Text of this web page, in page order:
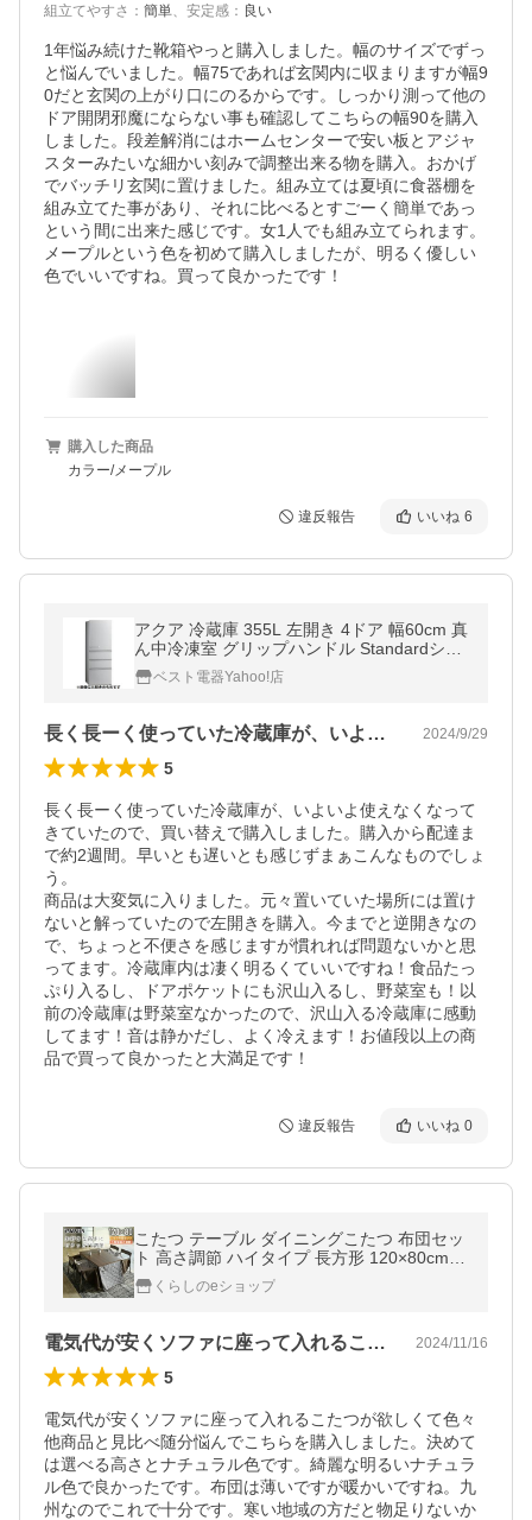
組立てやすさ ： 簡単、 安定感 ： 良い
1年悩み続けた靴箱やっと購入しました。幅のサイズでずっ
と悩んでいました。幅75であれば玄関内に収まりますが幅9
0だと玄関の上がり口にのるからです。しっかり測って他の
ドア開閉邪魔にならない事も確認してこちらの幅90を購入
しました。段差解消にはホームセンターで安い板とアジャ
スターみたいな細かい刻みで調整出来る物を購入。おかげ
でバッチリ玄関に置けました。組み立ては夏頃に食器棚を
組み立てた事があり、それに比べるとすごーく簡単であっ
という間に出来た感じです。女1人でも組み立てられます。
メープルという色を初めて購入しましたが、明るく優しい
色でいいですね。買って良かったです！
購入した商品
カラー/メープル
違反報告 いいね 6
アクア 冷蔵庫 355L 左開き 4ドア 幅60cm 真
ん中冷凍室 グリップハンドル Standardシリ
ーズ AQR-36PL シルバー系
ベスト電器Yahoo!店
長く長ーく使っていた冷蔵庫が、いよいよ… 2024/9/29
5
長く長ーく使っていた冷蔵庫が、いよいよ使えなくなって
きていたので、買い替えで購入しました。購入から配達ま
で約2週間。早いとも遅いとも感じずまぁこんなものでしょ
う。
商品は大変気に入りました。元々置いていた場所には置け
ないと解っていたので左開きを購入。今までと逆開きなの
で、ちょっと不便さを感じますが慣れれば問題ないかと思
ってます。冷蔵庫内は凄く明るくていいですね！食品たっ
ぷり入るし、ドアポケットにも沢山入るし、野菜室も！以
前の冷蔵庫は野菜室なかったので、沢山入る冷蔵庫に感動
してます！音は静かだし、よく冷えます！お値段以上の商
品で買って良かったと大満足です！
違反報告 いいね 0
こたつ テーブル ダイニングこたつ 布団セッ
ト 高さ調節 ハイタイプ 長方形 120×80cm
おしゃれ
くらしのeショップ
電気代が安くソファに座って入れるこたつ… 2024/11/16
5
電気代が安くソファに座って入れるこたつが欲しくて色々
他商品と見比べ随分悩んでこちらを購入しました。決めて
は選べる高さとナチュラル色です。綺麗な明るいナチュラ
ル色で良かったです。布団は薄いですが暖かいですね。九
州なのでこれで十分です。寒い地域の方だと物足りないか